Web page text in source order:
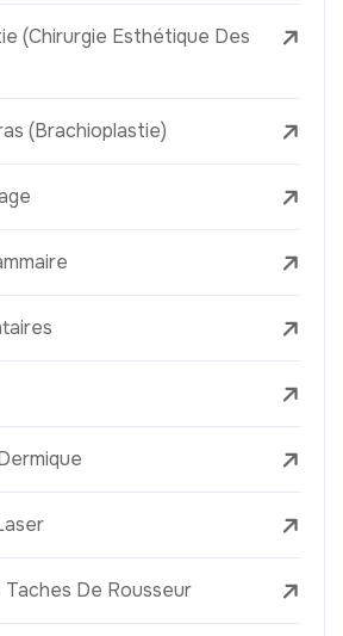
(Chirurgie Esthétique Des
(Brachioplastie)
Taches De Rousseur